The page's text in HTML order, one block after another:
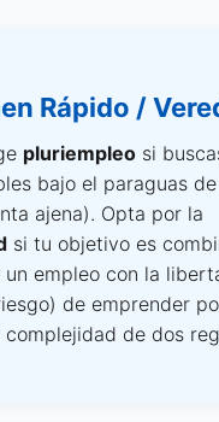
Rápido /
pluriempleo si
bajo el paraguas
ajena). Opta por la
si tu objetivo es
un empleo con la
de emprender
complejidad de dos